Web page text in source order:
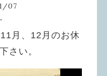
/07
月、12月のお休
さい。